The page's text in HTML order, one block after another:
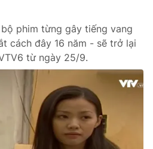
phim từng gây tiếng vang
cách đây 16 năm - sẽ trở lại
từ ngày 25/9.